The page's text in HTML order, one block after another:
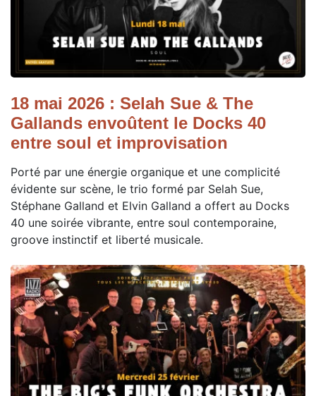
18 mai 2026 : Selah Sue & The
Gallands envoûtent le Docks 40
entre soul et improvisation
Porté par une énergie organique et une complicité
évidente sur scène, le trio formé par Selah Sue,
Stéphane Galland et Elvin Galland a offert au Docks
40 une soirée vibrante, entre soul contemporaine,
groove instinctif et liberté musicale.